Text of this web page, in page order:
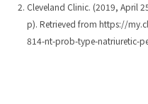
Cleveland Clinic. (2019, April
p). Retrieved from https://
814-nt-prob-type-natriuretic-